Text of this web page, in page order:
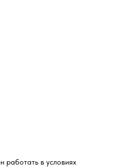
работать в условиях